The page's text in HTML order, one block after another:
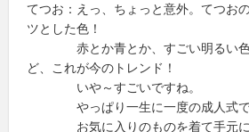
てつお：えっ、ちょっと意外。てつお
ツとした色！
赤とか青とか、すごい明るい色
ど、これが今のトレンド！
いや～すごいですね。
やっぱり一生に一度の成人式で
お気に入りのものを着て手元に